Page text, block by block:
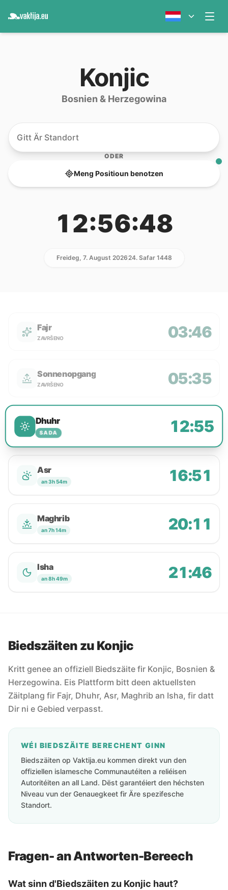
Konjic
Bosnien & Herzegowina
ODER
Meng Positioun benotzen
12:56:48
Freideg, 7. August 202624. Safar 1448
Fajr
ZAVRŠENO 03:46
Sonnenopgang
ZAVRŠENO 05:35
Dhuhr
SADA 12:55
Asr
an 3h 54m 16:51
Maghrib
an 7h 14m 20:11
Isha
an 8h 49m 21:46
Biedszäiten zu Konjic
Kritt genee an offiziell Biedszäite fir Konjic, Bosnien &
Herzegowina. Eis Plattform bitt deen aktuellsten
Zäitplang fir Fajr, Dhuhr, Asr, Maghrib an Isha, fir datt
Dir ni e Gebied verpasst.
WÉI BIEDSZÄITE BERECHENT GINN
Biedszäiten op Vaktija.eu kommen direkt vun den
offiziellen islamesche Communautéiten a reliéisen
Autoritéiten an all Land. Dëst garantéiert den héchsten
Niveau vun der Genauegkeet fir Äre spezifesche
Standort.
Fragen- an Antworten-Bereech
Wat sinn d'Biedszäiten zu Konjic haut?